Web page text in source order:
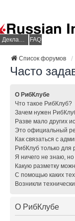
Декларация НДФЛ FAQ
Список форумов
Часто
О РибКлубе
Что такое РибКлуб?
Зачем нужен
Разве мало других
Это официальный
Как связаться с
РибКлуб только для
Я ничего не знаю,
Какую разметку
С помощью каких
Возникли
О РибКлубе